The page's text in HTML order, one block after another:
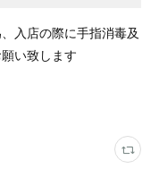
入店の際に手指消毒及
い致します